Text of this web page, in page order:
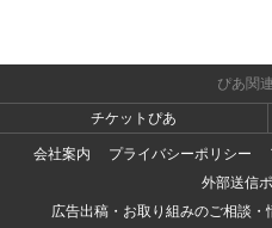
ぴあ関
チケットぴあ
会社案内
プライバシーポリシー
外部送信
広告出稿・お取り組みのご相談